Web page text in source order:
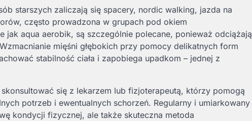
starszych zaliczają się spacery, nordic walking, jazda na
często prowadzona w grupach pod okiem
aqua aerobik, są szczególnie polecane, ponieważ odciążają
mięśni głębokich przy pomocy delikatnych form
stabilność ciała i zapobiega upadkom – jednej z
się z lekarzem lub fizjoterapeutą, którzy pomogą
potrzeb i ewentualnych schorzeń. Regularny i umiarkowany
kondycji fizycznej, ale także skuteczna metoda